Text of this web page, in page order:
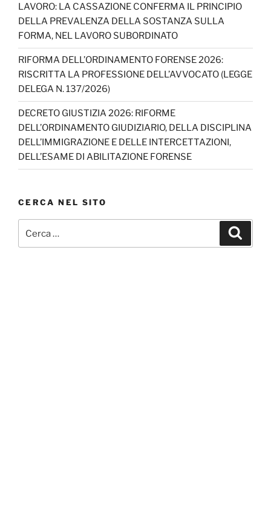
LAVORO: LA CASSAZIONE CONFERMA IL PRINCIPIO
DELLA PREVALENZA DELLA SOSTANZA SULLA
FORMA, NEL LAVORO SUBORDINATO
RIFORMA DELL’ORDINAMENTO FORENSE 2026:
RISCRITTA LA PROFESSIONE DELL’AVVOCATO (LEGGE
DELEGA N. 137/2026)
DECRETO GIUSTIZIA 2026: RIFORME
DELL’ORDINAMENTO GIUDIZIARIO, DELLA DISCIPLINA
DELL’IMMIGRAZIONE E DELLE INTERCETTAZIONI,
DELL’ESAME DI ABILITAZIONE FORENSE
CERCA NEL SITO